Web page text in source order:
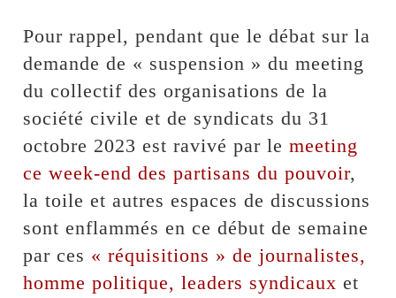
Pour rappel, pendant que le débat sur la
demande de « suspension » du meeting
du collectif des organisations de la
société civile et de syndicats du 31
octobre 2023 est ravivé par lemeeting
ce week-end des partisans du pouvoir,
la toile et autres espaces de discussions
sont enflammés en ce début de semaine
par ces « réquisitions » de journalistes,
homme politique, leaders syndicaux et